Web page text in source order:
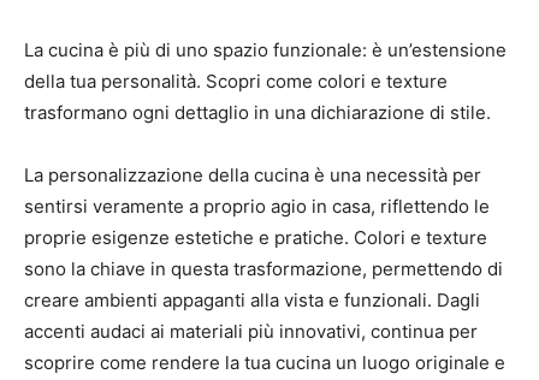
La cucina è più di uno spazio funzionale: è un’estensione
della tua personalità. Scopri come colori e texture
trasformano ogni dettaglio in una dichiarazione di stile.
La personalizzazione della cucina è una necessità per
sentirsi veramente a proprio agio in casa, riflettendo le
proprie esigenze estetiche e pratiche. Colori e texture
sono la chiave in questa trasformazione, permettendo di
creare ambienti appaganti alla vista e funzionali. Dagli
accenti audaci ai materiali più innovativi, continua per
scoprire come rendere la tua cucina un luogo originale e